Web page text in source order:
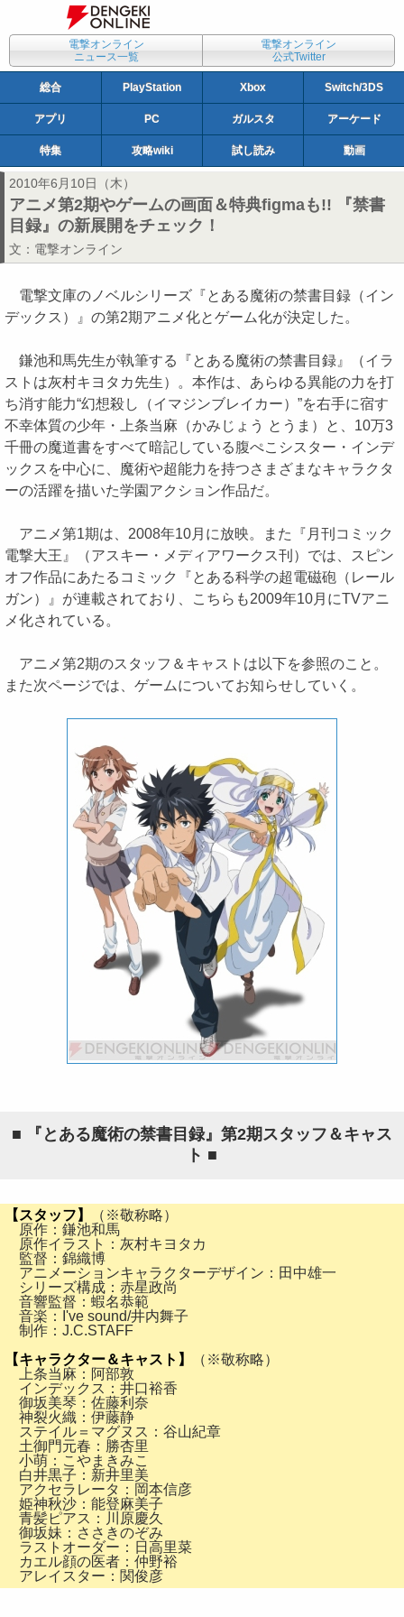
電撃オンライン
ニュース一覧
電撃オンライン
公式Twitter
総合 PlayStation Xbox Switch/3DS
アプリ PC ガルスタ アーケード
特集 攻略wiki 試し読み 動画
2010年6月10日（木）
アニメ第2期やゲームの画面＆特典figmaも!! 『禁書
目録』の新展開をチェック！
文： 電撃オンライン
電撃文庫のノベルシリーズ『とある魔術の禁書目録（イン
デックス）』の第2期アニメ化とゲーム化が決定した。
鎌池和馬先生が執筆する『とある魔術の禁書目録』（イラ
ストは灰村キヨタカ先生）。本作は、あらゆる異能の力を打
ち消す能力“幻想殺し（イマジンブレイカー）”を右手に宿す
不幸体質の少年・上条当麻（かみじょう とうま）と、10万3
千冊の魔道書をすべて暗記している腹ぺこシスター・インデ
ックスを中心に、魔術や超能力を持つさまざまなキャラクタ
ーの活躍を描いた学園アクション作品だ。
アニメ第1期は、2008年10月に放映。また『月刊コミック
電撃大王』（アスキー・メディアワークス刊）では、スピン
オフ作品にあたるコミック『とある科学の超電磁砲（レール
ガン）』が連載されており、こちらも2009年10月にTVアニ
メ化されている。
アニメ第2期のスタッフ＆キャストは以下を参照のこと。
また次ページでは、ゲームについてお知らせしていく。
■ 『とある魔術の禁書目録』第2期スタッフ＆キャス
ト ■
【スタッフ】
（※敬称略）
原作：鎌池和馬
原作イラスト：灰村キヨタカ
監督：錦織博
アニメーションキャラクターデザイン：田中雄一
シリーズ構成：赤星政尚
音響監督：蝦名恭範
音楽：I've sound/井内舞子
制作：J.C.STAFF
【キャラクター＆キャスト】
（※敬称略）
上条当麻：阿部敦
インデックス：井口裕香
御坂美琴：佐藤利奈
神裂火織：伊藤静
ステイル＝マグヌス：谷山紀章
土御門元春：勝杏里
小萌：こやまきみこ
白井黒子：新井里美
アクセラレータ：岡本信彦
姫神秋沙：能登麻美子
青髪ピアス：川原慶久
御坂妹：ささきのぞみ
ラストオーダー：日高里菜
カエル顔の医者：仲野裕
アレイスター：関俊彦